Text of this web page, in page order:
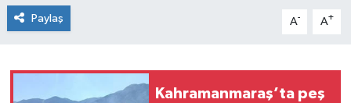
Paylaş A- A+
Kahramanmaraş’ta peş